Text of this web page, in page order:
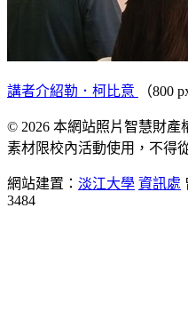
講者介紹勒．柯比意 （800
© 2026 本網站照片智慧財產
素材限校內活動使用，不得
網站建置： 淡江大學 資訊處
3484